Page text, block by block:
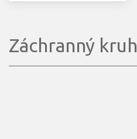
Záchranný kruh